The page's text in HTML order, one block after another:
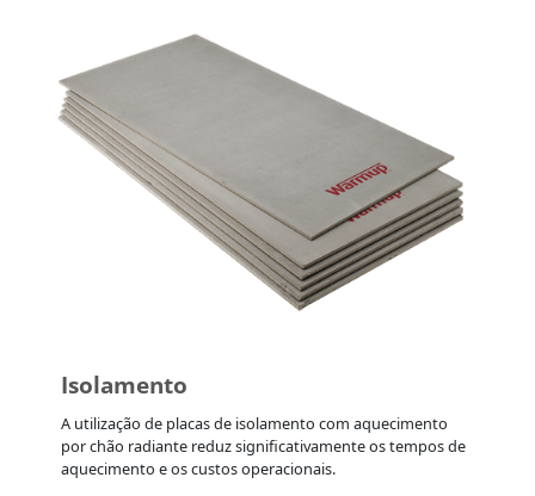
Isolamento
A utilização de placas de isolamento com aquecimento
por chão radiante reduz significativamente os tempos de
aquecimento e os custos operacionais.